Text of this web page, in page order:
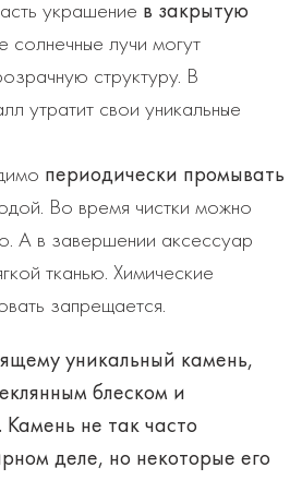
украшение в закрытую
солнечные лучи могут
структуру. В
утратит свои уникальные
периодически промывать
Во время чистки можно
А в завершении аксессуар
тканью. Химические
запрещается.
уникальный камень,
блеском и
не так часто
деле, но некоторые его